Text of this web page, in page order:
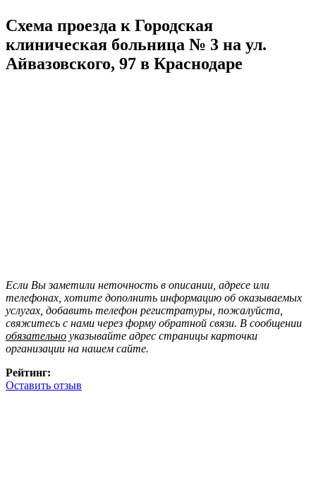
Схема проезда к Городская
клиническая больница № 3 на ул.
Айвазовского, 97 в Краснодаре
Если Вы заметили неточность в описании, адресе или
телефонах, хотите дополнить информацию об оказываемых
услугах, добавить телефон регистратуры, пожалуйста,
свяжитесь с нами через форму обратной связи. В сообщении
обязательно указывайте адрес страницы карточки
организации на нашем сайте.
Рейтинг:
Оставить отзыв